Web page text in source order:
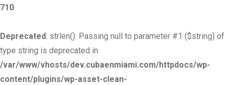
710
Deprecated: strlen(): Passing null to parameter #1 ($string) of
type string is deprecated in
/var/www/vhosts/dev.cubaenmiami.com/httpdocs/wp-
content/plugins/wp-asset-clean-